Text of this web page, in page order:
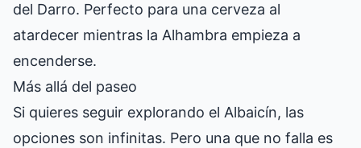
del Darro. Perfecto para una cerveza al
atardecer mientras la Alhambra empieza a
encenderse.
Más allá del paseo
Si quieres seguir explorando el Albaicín, las
opciones son infinitas. Pero una que no falla es